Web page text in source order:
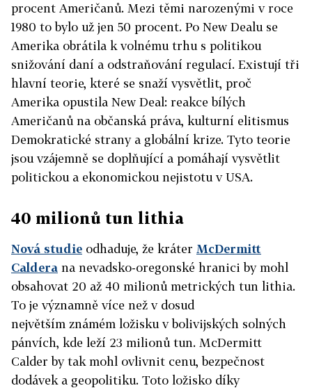
procent Američanů. Mezi těmi narozenými v roce
1980 to bylo už jen 50 procent. Po New Dealu se
Amerika obrátila k volnému trhu s politikou
snižování daní a odstraňování regulací. Existují tři
hlavní teorie, které se snaží vysvětlit, proč
Amerika opustila New Deal: reakce bílých
Američanů na občanská práva, kulturní elitismus
Demokratické strany a globální krize. Tyto teorie
jsou vzájemně se doplňující a pomáhají vysvětlit
politickou a ekonomickou nejistotu v USA.
40 milionů tun lithia
Nová studie odhaduje, že kráter McDermitt
Caldera na nevadsko-oregonské hranici by mohl
obsahovat 20 až 40 milionů metrických tun lithia.
To je významně více než v dosud
největším známém ložisku v bolivijských solných
pánvích, kde leží 23 milionů tun. McDermitt
Calder by tak mohl ovlivnit cenu, bezpečnost
dodávek a geopolitiku. Toto ložisko díky